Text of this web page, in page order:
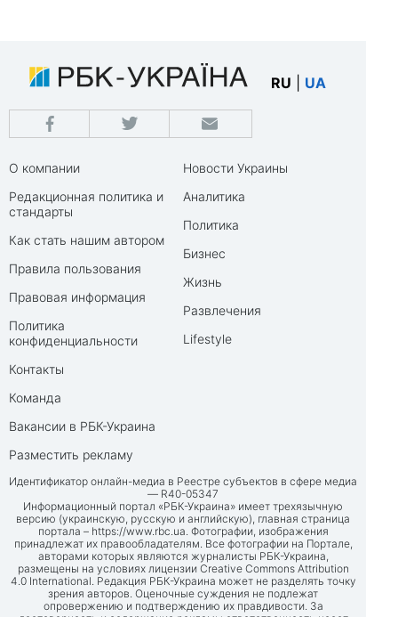
RU UA
О компании
Редакционная политика и
стандарты
Как стать нашим автором
Правила пользования
Правовая информация
Политика
конфиденциальности
Контакты
Команда
Вакансии в РБК-Украина
Разместить рекламу
Новости Украины
Аналитика
Политика
Бизнес
Жизнь
Развлечения
Lifestyle
Идентификатор онлайн-медиа в Реестре субъектов в сфере медиа
— R40-05347
Информационный портал «РБК-Украина» имеет трехязычную
версию (украинскую, русскую и английскую), главная страница
портала – https://www.rbc.ua . Фотографии, изображения
принадлежат их правообладателям. Все фотографии на Портале,
авторами которых являются журналисты РБК-Украина,
размещены на условиях лицензии Creative Commons Attribution
4.0 International. Редакция РБК-Украина может не разделять точку
зрения авторов. Оценочные суждения не подлежат
опровержению и подтверждению их правдивости. За